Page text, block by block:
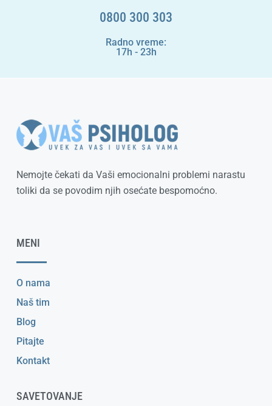
0800 300 303
Radno vreme:
17h - 23h
Nemojte čekati da Vaši emocionalni problemi narastu
toliki da se povodim njih osećate bespomoćno.
MENI
O nama
Naš tim
Blog
Pitajte
Kontakt
SAVETOVANJE